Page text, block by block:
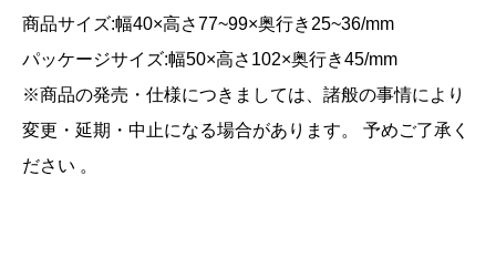
商品サイズ:幅40×高さ77~99×奥行き25~36/mm
パッケージサイズ:幅50×高さ102×奥行き45/mm
※商品の発売・仕様につきましては、諸般の事情により
変更・延期・中止になる場合があります。 予めご了承く
ださい 。